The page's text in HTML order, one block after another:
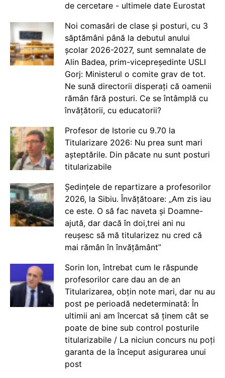
de cercetare - ultimele date Eurostat
Noi comasări de clase și posturi, cu 3
săptămâni până la debutul anului
școlar 2026-2027, sunt semnalate de
Alin Badea, prim-vicepreședinte USLI
Gorj: Ministerul o comite grav de tot.
Ne sună directorii disperați că oamenii
rămân fără posturi. Ce se întâmplă cu
învățătorii, cu educatorii?
Profesor de Istorie cu 9.70 la
Titularizare 2026: Nu prea sunt mari
așteptările. Din păcate nu sunt posturi
titularizabile
Ședințele de repartizare a profesorilor
2026, la Sibiu. Învățătoare: „Am zis iau
ce este. O să fac naveta și Doamne-
ajută, dar dacă în doi,trei ani nu
reușesc să mă titularizez nu cred că
mai rămân în învățământ”
Sorin Ion, întrebat cum le răspunde
profesorilor care dau an de an
Titularizarea, obțin note mari, dar nu au
post pe perioadă nedeterminată: În
ultimii ani am încercat să ținem cât se
poate de bine sub control posturile
titularizabile / La niciun concurs nu poți
garanta de la început asigurarea unui
post